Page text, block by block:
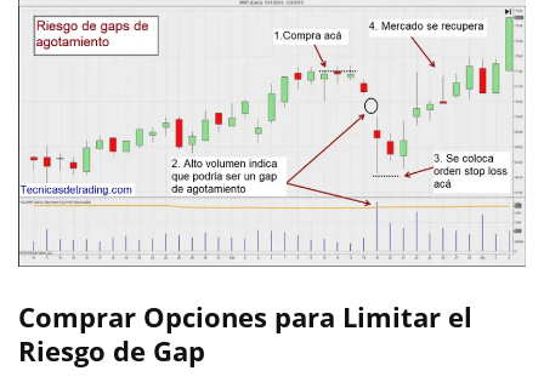
Comprar Opciones para Limitar el
Riesgo de Gap